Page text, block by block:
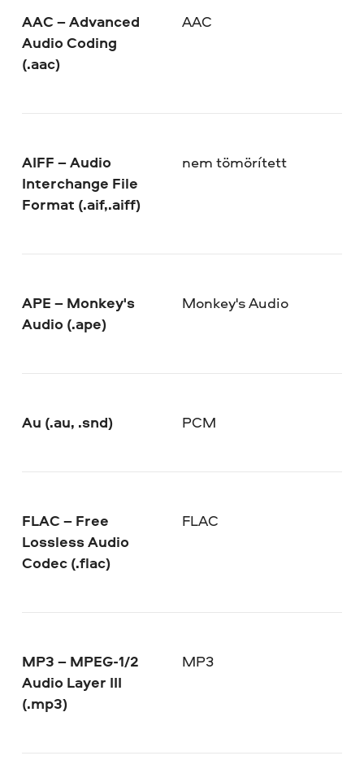
AAC – Advanced
Audio Coding
(.aac)
AAC
AIFF – Audio
Interchange File
Format (.aif,.aiff)
nem tömörített
APE – Monkey's
Audio (.ape)
Monkey's Audio
Au (.au, .snd) PCM
FLAC – Free
Lossless Audio
Codec (.flac)
FLAC
MP3 – MPEG-1/2
Audio Layer III
(.mp3)
MP3